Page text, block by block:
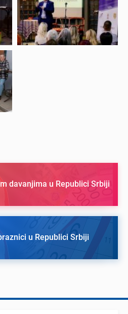
davanjima u Republici Srbiji
u Republici Srbiji